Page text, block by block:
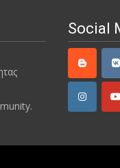
Social